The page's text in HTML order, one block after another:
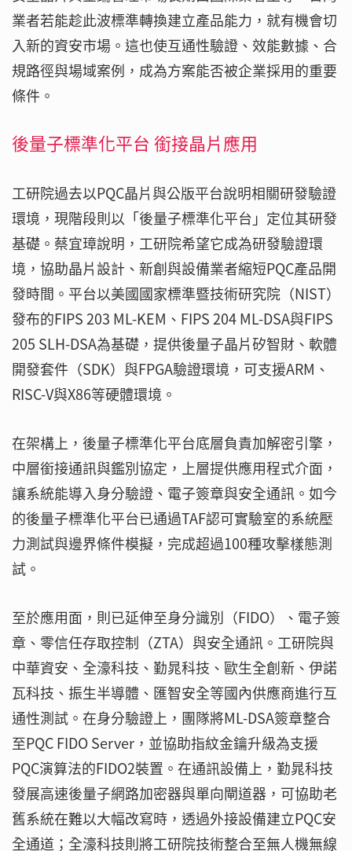
業者若能趁此波標準轉換建立產品能力，就有機會切
入新的資安市場。這也使互通性驗證、效能數據、合
規路徑與場域案例，成為方案能否被企業採用的重要
條件。
後量子標準化平台 銜接晶片應用
工研院過去以PQC晶片與公版平台說明相關研發驗證
環境，現階段則以「後量子標準化平台」定位其研發
基礎。蔡宜璋說明，工研院希望它成為研發驗證環
境，協助晶片設計、新創與設備業者縮短PQC產品開
發時間。平台以美國國家標準暨技術研究院（NIST）
發布的FIPS 203 ML-KEM、FIPS 204 ML-DSA與FIPS
205 SLH-DSA為基礎，提供後量子晶片矽智財、軟體
開發套件（SDK）與FPGA驗證環境，可支援ARM、
RISC-V與X86等硬體環境。
在架構上，後量子標準化平台底層負責加解密引擎，
中層銜接通訊與鑑別協定，上層提供應用程式介面，
讓系統能導入身分驗證、電子簽章與安全通訊。如今
的後量子標準化平台已通過TAF認可實驗室的系統壓
力測試與邊界條件模擬，完成超過100種攻擊樣態測
試。
至於應用面，則已延伸至身分識別（FIDO）、電子簽
章、零信任存取控制（ZTA）與安全通訊。工研院與
中華資安、全濠科技、勤晁科技、歐生全創新、伊諾
瓦科技、振生半導體、匯智安全等國內供應商進行互
通性測試。在身分驗證上，團隊將ML-DSA簽章整合
至PQC FIDO Server，並協助指紋金鑰升級為支援
PQC演算法的FIDO2裝置。在通訊設備上，勤晁科技
發展高速後量子網路加密器與單向閘道器，可協助老
舊系統在難以大幅改寫時，透過外接設備建立PQC安
全通道；全濠科技則將工研院技術整合至無人機無線